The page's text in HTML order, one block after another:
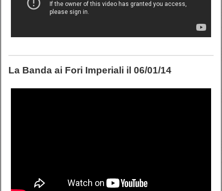
La Banda ai Fori Imperiali il 06/01/14